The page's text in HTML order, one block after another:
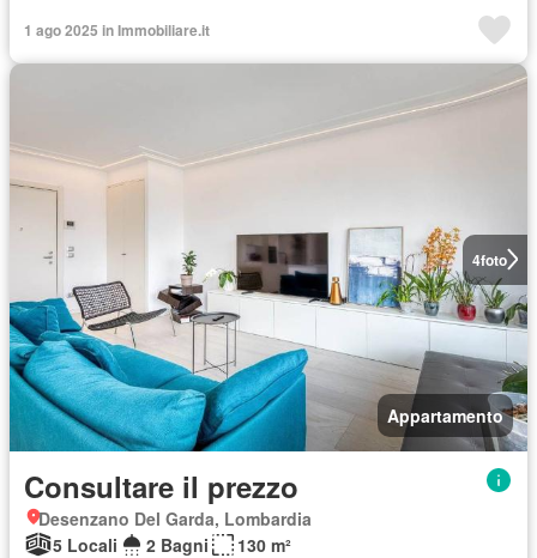
1 ago 2025 in Immobiliare.it
4foto
Appartamento
Consultare il prezzo
Desenzano Del Garda, Lombardia
5 Locali
2 Bagni
130 m²